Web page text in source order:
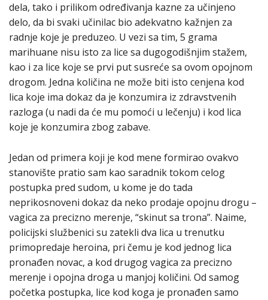
dela, tako i prilikom određivanja kazne za učinjeno
delo, da bi svaki učinilac bio adekvatno kažnjen za
radnje koje je preduzeo. U vezi sa tim, 5 grama
marihuane nisu isto za lice sa dugogodišnjim stažem,
kao i za lice koje se prvi put susreće sa ovom opojnom
drogom. Jedna količina ne može biti isto cenjena kod
lica koje ima dokaz da je konzumira iz zdravstvenih
razloga (u nadi da će mu pomoći u lečenju) i kod lica
koje je konzumira zbog zabave.
Jedan od primera koji je kod mene formirao ovakvo
stanovište pratio sam kao saradnik tokom celog
postupka pred sudom, u kome je do tada
neprikosnoveni dokaz da neko prodaje opojnu drogu –
vagica za precizno merenje, “skinut sa trona”. Naime,
policijski službenici su zatekli dva lica u trenutku
primopredaje heroina, pri čemu je kod jednog lica
pronađen novac, a kod drugog vagica za precizno
merenje i opojna droga u manjoj količini. Od samog
početka postupka, lice kod koga je pronađen samo